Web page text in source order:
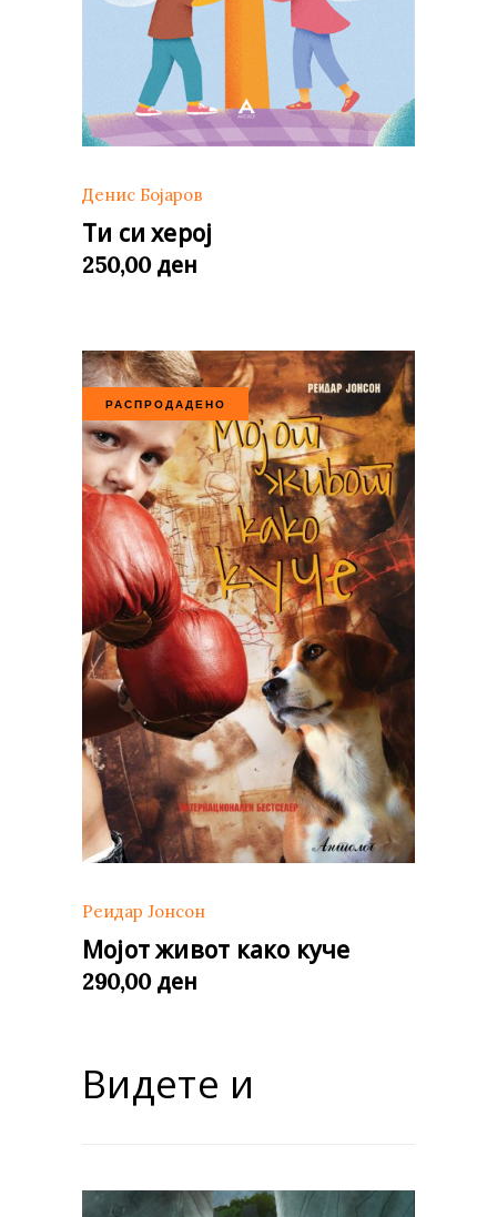
Денис Бојаров
Ти си херој
250,00 ден
РАСПРОДАДЕНО
Реидар Јонсон
Мојот живот како куче
290,00 ден
Видете и